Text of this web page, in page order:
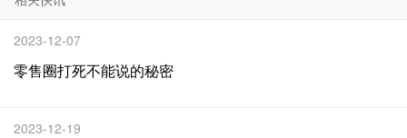
2023-12-07
零售圈打死不能说的秘密
2023-12-19